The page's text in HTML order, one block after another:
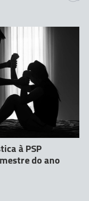
à PSP
do ano